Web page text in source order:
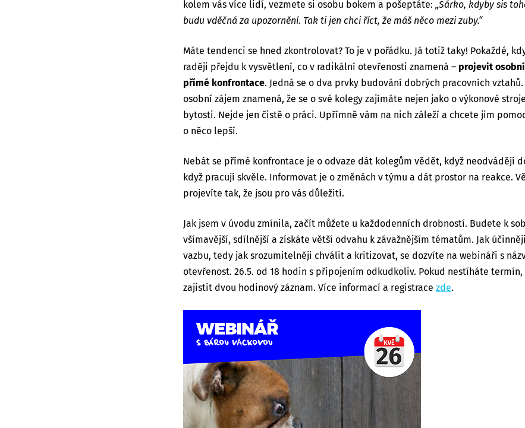
kolem vás více lidí, vezmete si osobu bokem a pošeptáte: „Šárko, kdyby sis
budu vděčná za upozornění. Tak ti jen chci říct, že máš něco mezi zuby.“
Máte tendenci se hned zkontrolovat? To je v pořádku. Já totiž taky! Pokaždé,
raději přejdu k vysvětlení, co v radikální otevřenosti znamená – projevit
přímé konfrontace. Jedná se o dva prvky budování dobrých pracovních vztahů.
osobní zájem znamená, že se o své kolegy zajímáte nejen jako o výkonové
bytosti. Nejde jen čistě o práci. Upřímně vám na nich záleží a chcete jim
o něco lepší.
Nebát se přímé konfrontace je o odvaze dát kolegům vědět, když neodvádějí
když pracují skvěle. Informovat je o změnách v týmu a dát prostor na reakce.
projevíte tak, že jsou pro vás důležití.
Jak jsem v úvodu zmínila, začít můžete u každodenních drobností. Budete k
všímavější, sdílnější a získáte větší odvahu k závažnějším tématům. Jak
vazbu, tedy jak srozumitelněji chválit a kritizovat, se dozvíte na webináři s
otevřenost. 26.5. od 18 hodin s připojením odkudkoliv. Pokud nestíháte termín,
zajistit dvou hodinový záznam. Více informací a registrace zde.